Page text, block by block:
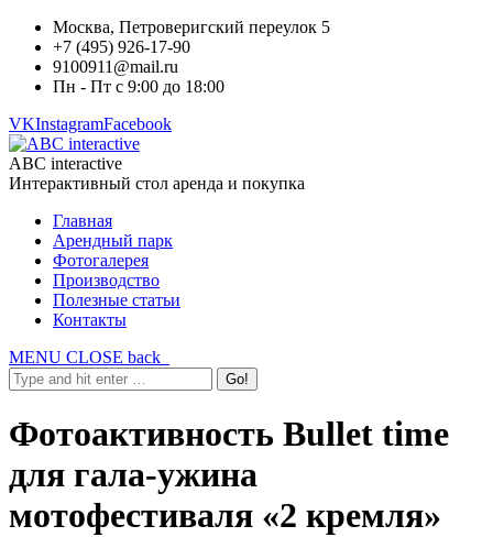
Москва, Петроверигский переулок 5
+7 (495) 926-17-90
9100911@mail.ru
Пн - Пт с 9:00 до 18:00
VKInstagramFacebook
ABC interactive
Интерактивный стол аренда и покупка
Главная
Арендный парк
Фотогалерея
Производство
Полезные статьи
Контакты
MENU CLOSE back
Фотоактивность Bullet time
для гала-ужина
мотофестиваля «2 кремля»